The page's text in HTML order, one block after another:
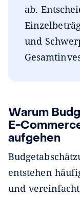
ab.
und
Warum
E-
aufgehen
entstehen
und